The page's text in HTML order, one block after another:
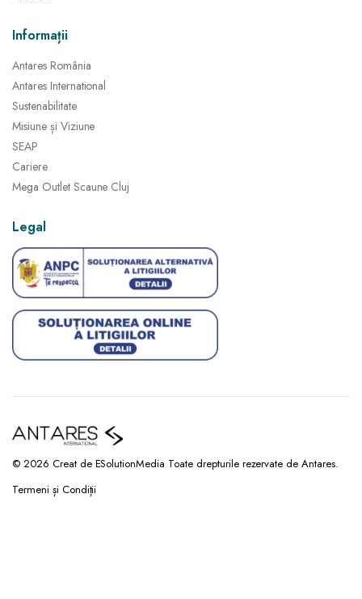
Informații
Antares România
Antares International
Sustenabilitate
Misiune și Viziune
SEAP
Cariere
Mega Outlet Scaune Cluj
Legal
© 2026 Creat de ESolutionMedia Toate drepturile rezervate de Antares.
Termeni și Condiții